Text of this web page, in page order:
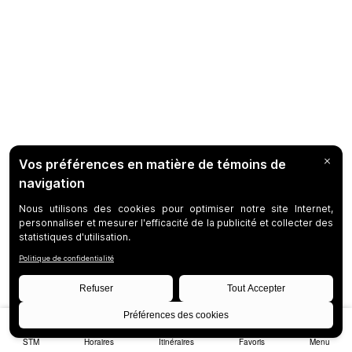
STM Horaires Itinéraires Favoris Menu